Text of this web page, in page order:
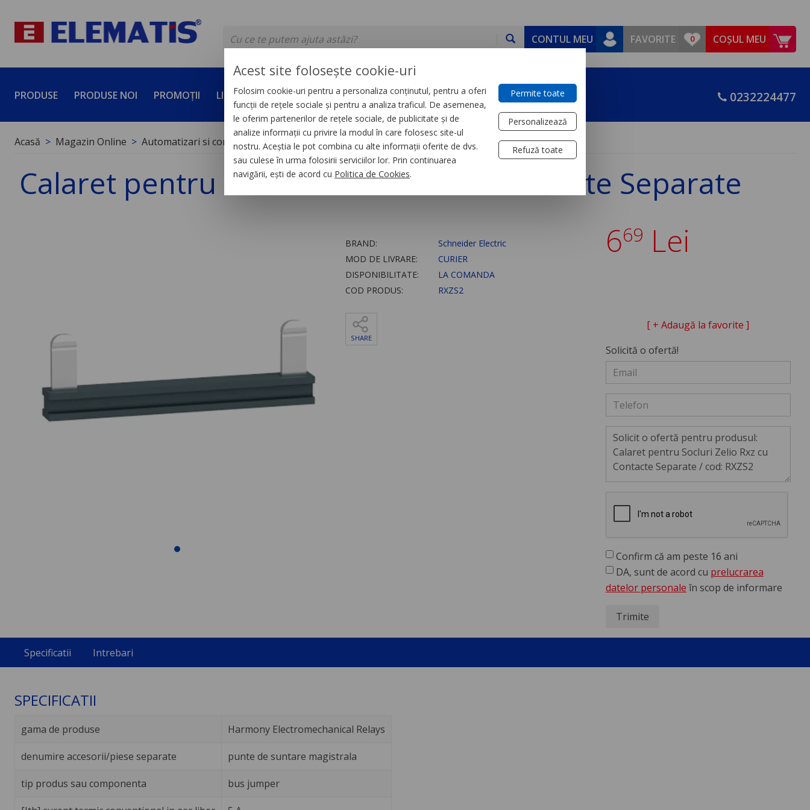
CONTUL MEU FAVORITE COȘUL MEU
PRODUSE PRODUSE NOI PROMOȚII LICHIDĂRI DE STOC SERVICII DEVINO PARTENER CONTACT 0232224477
Acasă Magazin Online Automatizari si control industrial Relee
Calaret pentru Socluri Zelio Rxz cu Contacte Separate
BRAND:
Schneider Electric
MOD DE LIVRARE:
CURIER
DISPONIBILITATE:
LA COMANDA
COD PRODUS:
RXZS2
SHARE
669 Lei
[ + Adaugă la favorite ]
Solicită o ofertă!
Confirm că am peste 16 ani
DA, sunt de acord cu prelucrarea
datelor personale în scop de informare
Trimite
Specificatii Intrebari
SPECIFICATII
gama de produse Harmony Electromechanical Relays
denumire accesorii/piese separate punte de suntare magistrala
tip produs sau componenta bus jumper
Acest site folosește cookie-uri
Folosim cookie-uri pentru a personaliza conținutul, pentru a oferi
funcții de rețele sociale și pentru a analiza traficul. De asemenea,
le oferim partenerilor de rețele sociale, de publicitate și de
analize informații cu privire la modul în care folosesc site-ul
nostru. Aceștia le pot combina cu alte informații oferite de dvs.
sau culese în urma folosirii serviciilor lor. Prin continuarea
navigării, ești de acord cu Politica de Cookies.
Permite toate
Personalizează
Refuză toate